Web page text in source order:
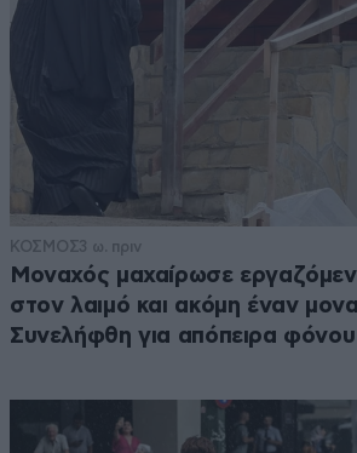
ΚΟΣΜΟΣ3 ω. πριν
Μοναχός μαχαίρωσε
στον λαιμό και ακόμη έναν
Συνελήφθη για απόπειρα φόνου